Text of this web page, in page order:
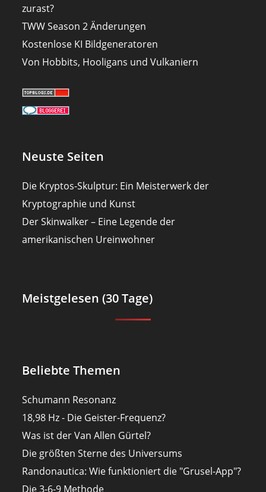
zurast?
TWW Season 2 Änderungen
Kostenlose KI Bildgeneratoren
Von Hobbits, Hooligans und Vulkaniern
Neuste Seiten
Die Kryptos-Skulptur: Ein Meisterwerk der
Kryptographie und Kunst
Der Skinwalker – Eine Legende der
amerikanischen Ureinwohner
Meistgelesen (30 Tage)
Beliebte Themen
Schumann Resonanz
18,98 Hz - Die Geister-Frequenz?
Was ist der Van Allen Gürtel?
Die größten Sterne des Universums
Randonautica: Wie funktioniert die "Grusel-App"?
Die 3-6-9 Methode